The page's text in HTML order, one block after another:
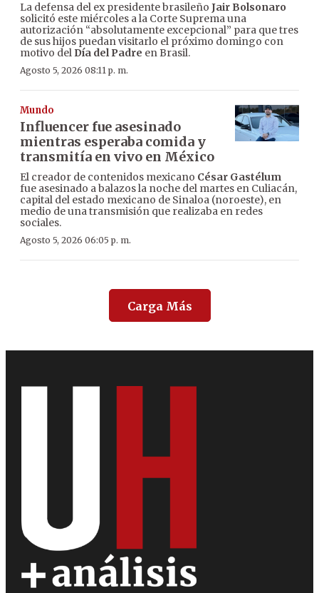
La defensa del ex presidente brasileño Jair Bolsonaro
solicitó este miércoles a la Corte Suprema una
autorización “absolutamente excepcional” para que tres
de sus hijos puedan visitarlo el próximo domingo con
motivo del Día del Padre en Brasil.
Agosto 5, 2026 08:11 p. m.
Mundo
Influencer fue asesinado
mientras esperaba comida y
transmitía en vivo en México
El creador de contenidos mexicano César Gastélum
fue asesinado a balazos la noche del martes en Culiacán,
capital del estado mexicano de Sinaloa (noroeste), en
medio de una transmisión que realizaba en redes
sociales.
Agosto 5, 2026 06:05 p. m.
Carga Más